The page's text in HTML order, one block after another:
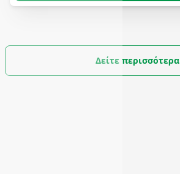
Δείτε περισσότερα